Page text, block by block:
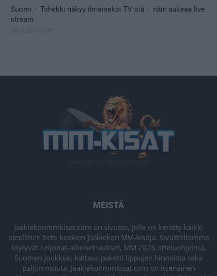
Suomi – Tshekki näkyy ilmaiseksi TV:stä – näin aukeaa live
stream
MEISTÄ
Jaakiekonmmkisat.com on sivusto, jolle on kerätty kaikki
oleellinen tieto koskien Jääkiekon MM-kisoja. Sivustoltamme
löytyvät Leijonat-aiheiset uutiset, MM 2026 otteluohjelma,
Suomen joukkue, kattava paketti lippujen hinnoista sekä
paljon muuta. Jaakiekonmmkisat.com on itsenäinen